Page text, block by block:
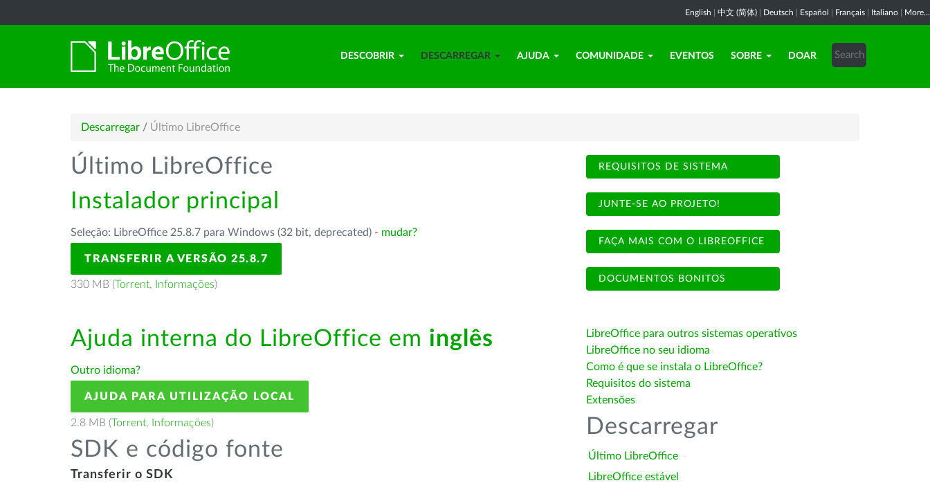
English 中文 (简体) Deutsch Español Français Italiano More...
DESCOBRIR DESCARREGAR AJUDA COMUNIDADE EVENTOS SOBRE DOAR
Descarregar / Último LibreOffice
Último LibreOffice
Instalador principal
Seleção: LibreOffice 25.8.7 para Windows (32 bit, deprecated) - mudar?
TRANSFERIR A VERSÃO 25.8.7
330 MB (Torrent, Informações)
Ajuda interna do LibreOffice em inglês
Outro idioma?
AJUDA PARA UTILIZAÇÃO LOCAL
2.8 MB (Torrent, Informações)
SDK e código fonte
Transferir o SDK
REQUISITOS DE SISTEMA
JUNTE-SE AO PROJETO!
FAÇA MAIS COM O LIBREOFFICE
DOCUMENTOS BONITOS
LibreOffice para outros sistemas operativos
LibreOffice no seu idioma
Como é que se instala o LibreOffice?
Requisitos do sistema
Extensões
Descarregar
Último LibreOffice
LibreOffice estável